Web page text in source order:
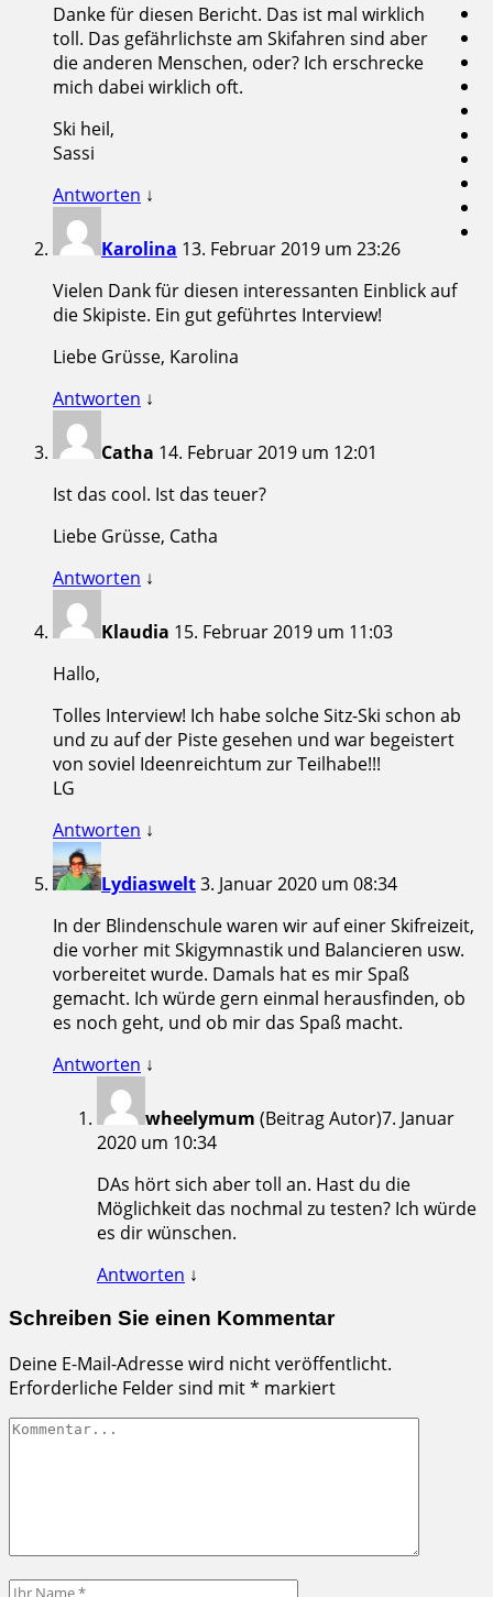
Danke für diesen Bericht. Das ist mal wirklich
toll. Das gefährlichste am Skifahren sind aber
die anderen Menschen, oder? Ich erschrecke
mich dabei wirklich oft.
Ski heil,
Sassi
Antworten ↓
Karolina 13. Februar 2019 um 23:26
Vielen Dank für diesen interessanten Einblick auf
die Skipiste. Ein gut geführtes Interview!
Liebe Grüsse, Karolina
Antworten ↓
Catha 14. Februar 2019 um 12:01
Ist das cool. Ist das teuer?
Liebe Grüsse, Catha
Antworten ↓
Klaudia 15. Februar 2019 um 11:03
Hallo,
Tolles Interview! Ich habe solche Sitz-Ski schon ab
und zu auf der Piste gesehen und war begeistert
von soviel Ideenreichtum zur Teilhabe!!!
LG
Antworten ↓
Lydiaswelt3. Januar 2020 um 08:34
In der Blindenschule waren wir auf einer Skifreizeit,
die vorher mit Skigymnastik und Balancieren usw.
vorbereitet wurde. Damals hat es mir Spaß
gemacht. Ich würde gern einmal herausfinden, ob
es noch geht, und ob mir das Spaß macht.
Antworten ↓
wheelymum (Beitrag Autor)7. Januar
2020 um 10:34
DAs hört sich aber toll an. Hast du die
Möglichkeit das nochmal zu testen? Ich würde
es dir wünschen.
Antworten ↓
Schreiben Sie einen Kommentar
Deine E-Mail-Adresse wird nicht veröffentlicht.
Erforderliche Felder sind mit* markiert